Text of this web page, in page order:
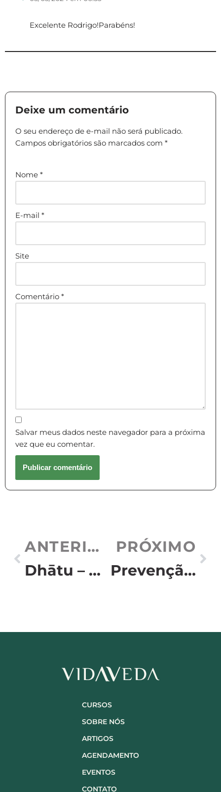
Excelente Rodrigo!Parabéns!
Deixe um comentário
O seu endereço de e-mail não será publicado.
Campos obrigatórios são marcados com *
Nome *
E-mail *
Site
Comentário *
Salvar meus dados neste navegador para a próxima
vez que eu comentar.
ANTERIOR
Dhātu – Os 7 tecidos corporais no Ayurveda
PRÓXIMO
​​Prevenção do câncer: como ter uma vida saudável
CURSOS
SOBRE NÓS
ARTIGOS
AGENDAMENTO
EVENTOS
CONTATO